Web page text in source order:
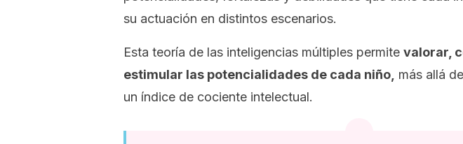
su actuación en distintos escenarios.
Esta teoría de las inteligencias múltiples permite valorar,
estimular las potencialidades de cada niño, más allá
un índice de cociente intelectual.